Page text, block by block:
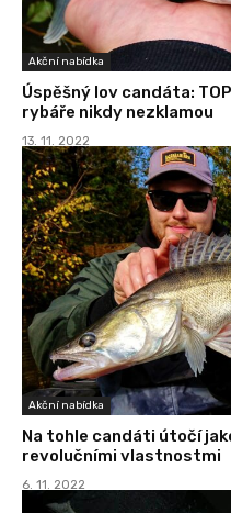
Akční nabídka
Úspěšný lov candáta:
rybáře nikdy nezklamou
13. 11. 2022
Akční nabídka
Na tohle candáti útočí
revolučními vlastnostmi
6. 11. 2022